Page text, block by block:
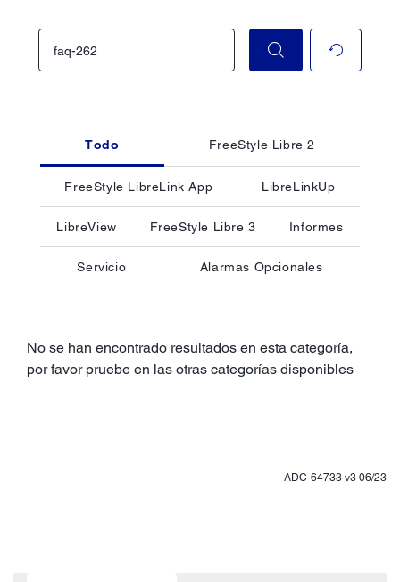
Todo FreeStyle Libre 2
FreeStyle LibreLink App LibreLinkUp
LibreView FreeStyle Libre 3 Informes
Servicio Alarmas Opcionales
No se han encontrado resultados en esta categoría,
por favor pruebe en las otras categorías disponibles
ADC-64733 v3 06/23